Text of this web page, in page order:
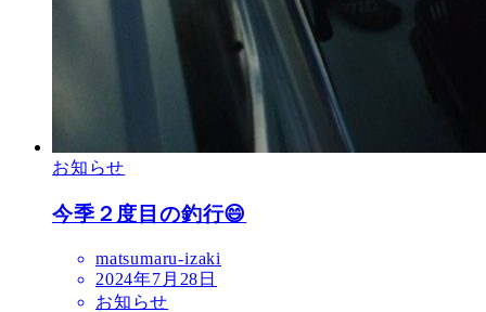
お知らせ
今季２度目の釣行😄
matsumaru-izaki
2024年7月28日
お知らせ